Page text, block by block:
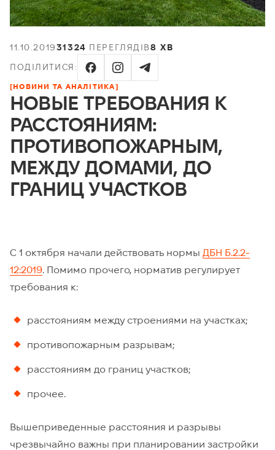
11.10.201931324 ПЕРЕГЛЯДІВ8 ХВ
ПОДІЛИТИСЯ:
[НОВИНИ ТА АНАЛІТИКА]
НОВЫЕ ТРЕБОВАНИЯ К
РАССТОЯНИЯМ:
ПРОТИВОПОЖАРНЫМ,
МЕЖДУ ДОМАМИ, ДО
ГРАНИЦ УЧАСТКОВ
С 1 октября начали действовать нормы ДБН Б.2.2-
12:2019. Помимо прочего, норматив регулирует
требования к:
расстояниям между строениями на участках;
противопожарным разрывам;
расстояниям до границ участков;
прочее.
Вышеприведенные расстояния и разрывы
чрезвычайно важны при планировании застройки